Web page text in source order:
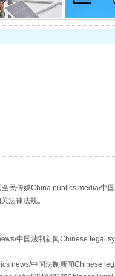
项目
山西
民传媒China publics media/中
法律法规。
中国法制新闻Chinese legal
news/中国法制新闻Chinese